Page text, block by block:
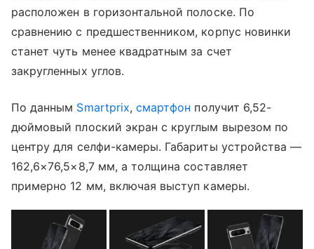
расположен в горизонтальной полоске. По
сравнению с предшественником, корпус новинки
станет чуть менее квадратным за счет
закругленных углов.
По данным Smartprix,смартфон получит 6,52-
дюймовый плоский экран с круглым вырезом по
центру для селфи-камеры. Габариты устройства —
162,6×76,5×8,7 мм, а толщина составляет
примерно 12 мм, включая выступ камеры.